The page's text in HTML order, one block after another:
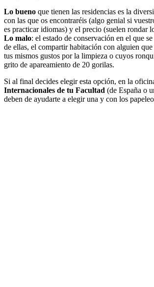
Lo bueno que tienen las residencias es la
con las que os encontraréis (algo genial si
es practicar idiomas) y el precio (suelen rondar
Lo malo: el estado de conservación en el que
de ellas, el compartir habitación con alguien
tus mismos gustos por la limpieza o cuyos
grito de apareamiento de 20 gorilas.
Si al final decides elegir esta opción, en la
Internacionales de tu Facultad (de España o
deben de ayudarte a elegir una y con los